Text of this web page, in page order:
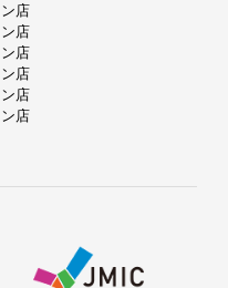
店
店
店
店
店
店